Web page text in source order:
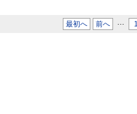
最初へ 前へ ...